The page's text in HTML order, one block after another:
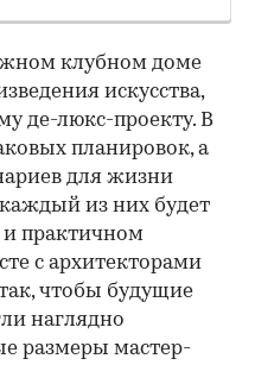
клубном доме
искусства,
де-люкс-проекту. В
планировок, а
для жизни
каждый из них будет
и практичном
с архитекторами
чтобы будущие
наглядно
размеры мастер-